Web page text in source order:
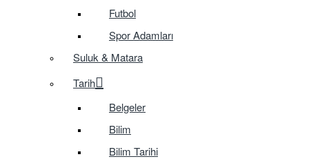
Futbol
Spor Adamları
Suluk & Matara
Tarih
Belgeler
Bilim
Bilim Tarihi